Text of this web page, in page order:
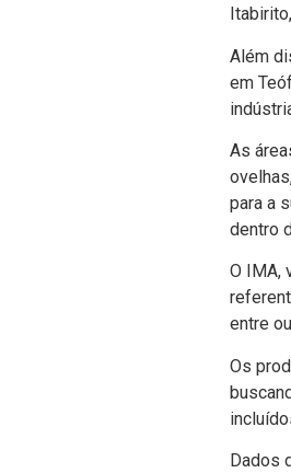
Além
em
As
para a
dentro
O IMA,
entre
Os
Dados